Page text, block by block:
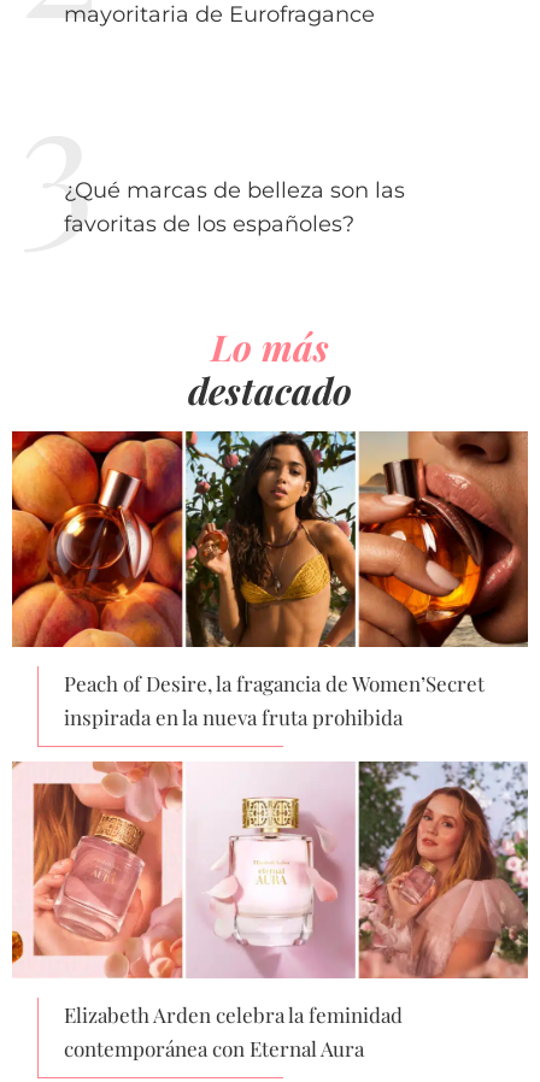
mayoritaria de Eurofragance
¿Qué marcas de belleza son las
favoritas de los españoles?
Lo más
destacado
Peach of Desire, la fragancia de Women’Secret
inspirada en la nueva fruta prohibida
Elizabeth Arden celebra la feminidad
contemporánea con Eternal Aura